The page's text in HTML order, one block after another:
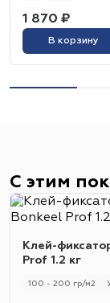
1 870 ₽
В корзину
С этим
Клей-
Prof 1.2 кг
100 - 200 гр/м2